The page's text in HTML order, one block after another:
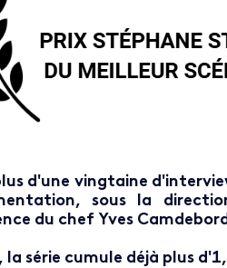
d'une vingtaine
sous la
du chef Yves
série cumule déjà plus